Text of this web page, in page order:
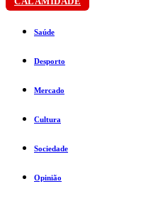
Saúde
Desporto
Mercado
Cultura
Sociedade
Opinião